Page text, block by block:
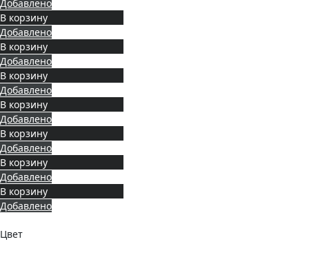
Добавлено
В корзину
Добавлено
В корзину
Добавлено
В корзину
Добавлено
В корзину
Добавлено
В корзину
Добавлено
В корзину
Добавлено
В корзину
Добавлено
Цвет